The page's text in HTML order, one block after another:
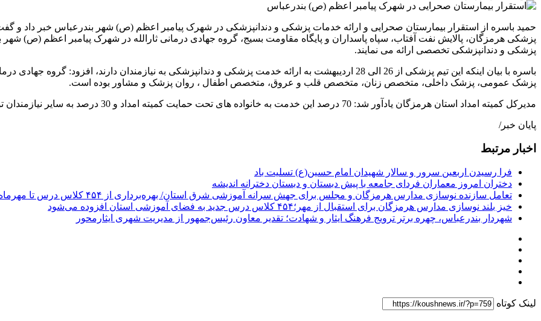
حمید باسره از استقرار بیمارستان صحرایی و ارائه خدمات پزشکی و دندانپزشکی در شهرک پیامبر اعظم (ص) شهر بندرعباس خبر داد و
پزشکی هرمزگان، پالایش نفت آفتاب، سپاه پاسداران و پایگاه مقاومت بسیج، گروه جهادی درمانی ثارالله در شهرک پیامبر اعظم (ص)
پزشکی و دندانپزشکی تخصصی ارائه می نمایند.
باسره با بیان اینکه این تیم پزشکی از 26 الی 28 اردیبهشت به ارائه خدمت پزشکی و دندانپزشکی به نیازمندان دارند،
پزشک عمومی، پزشک داخلی، متخصص زنان، متخصص قلب و عروق، متخصص اطفال ، روان پزشک و مشاور بوده است.
مدیرکل کمیته امداد استان هرمزگان یادآور شد: 70 درصد این خدمت به خانواده های تحت حمایت کمیته امداد و 30 درصد به سایر نیازمندان توسط این گروه جهادی درمانی ارائه می شود.
پایان خبر/
اخبار مرتبط
فرا رسیدن اربعین سرور و سالار شهیدان امام حسین(ع) تسلیت باد
دختران امروز معماران فردای جامعه با پیش دبستان و دبستان دخترانه اندیشه
تعامل سازنده نوسازی مدارس هرمزگان و مجلس برای جهش سرانه آموزشی شرق استان/ بهره‌برداری از ۴۵۴ کلاس درس تا مهرماه
خیز بلند نوسازی مدارس هرمزگان برای استقبال از مهر؛۴۵۴ کلاس درس جدید به فضای آموزشی استان افزوده می‌شود
شهردار بندرعباس، چهره برتر ترویج فرهنگ ایثار و شهادت؛ تقدیر معاون رئیس‌جمهور از مدیریت شهری ایثارمحور
لینک کوتاه